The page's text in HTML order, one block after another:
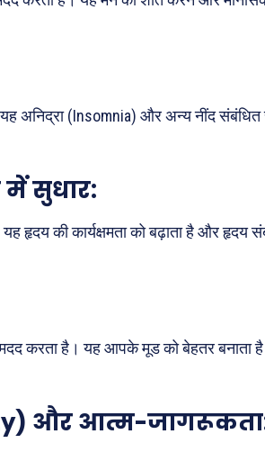
ग़ज़ब
क़ानून जानकारी
और शिक्षा
यह अनिद्रा (Insomnia) और अन्य नींद
में सुधार:
हृदय की कार्यक्षमता को बढ़ाता है और हृदय
करता है। यह आपके मूड को बेहतर बनाता
और आत्म-